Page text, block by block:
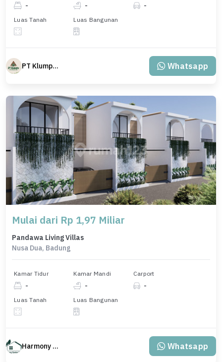
- - -
Luas Tanah Luas Bangunan
PT Klumpu Kita Sejahtera Whatsapp
Mulai dari Rp 1,97 Miliar
Pandawa Living Villas
Nusa Dua, Badung
Kamar Tidur
-
Kamar Mandi
-
Carport
-
Luas Tanah Luas Bangunan
Harmony Property Whatsapp